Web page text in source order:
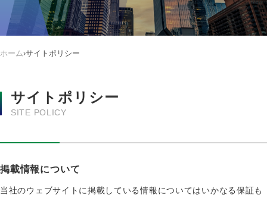
ホーム›サイトポリシー
サイトポリシー
SITE POLICY
掲載情報について
当社のウェブサイトに掲載している情報についてはいかなる保証も